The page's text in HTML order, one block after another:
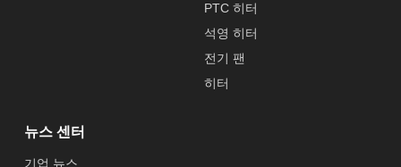
PTC 히터
석영 히터
전기 팬
히터
뉴스 센터
기업 뉴스